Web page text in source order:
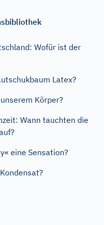
Wofür ist der
Latex?
Körper?
Wann tauchten die
eine Sensation?